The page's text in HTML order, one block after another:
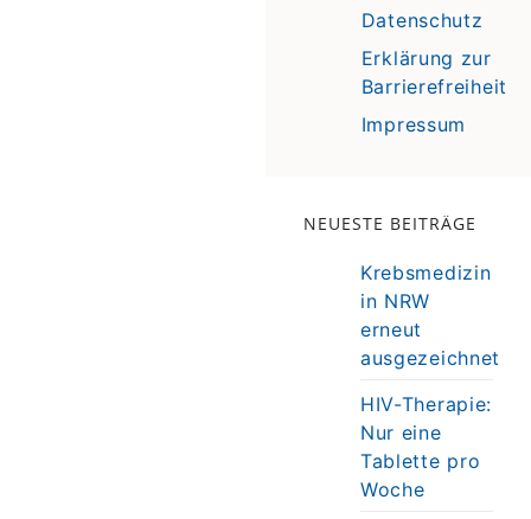
Datenschutz
Erklärung zur
Barrierefreiheit
Impressum
NEUESTE BEITRÄGE
Krebsmedizin
in NRW
erneut
ausgezeichnet
HIV-Therapie:
Nur eine
Tablette pro
Woche